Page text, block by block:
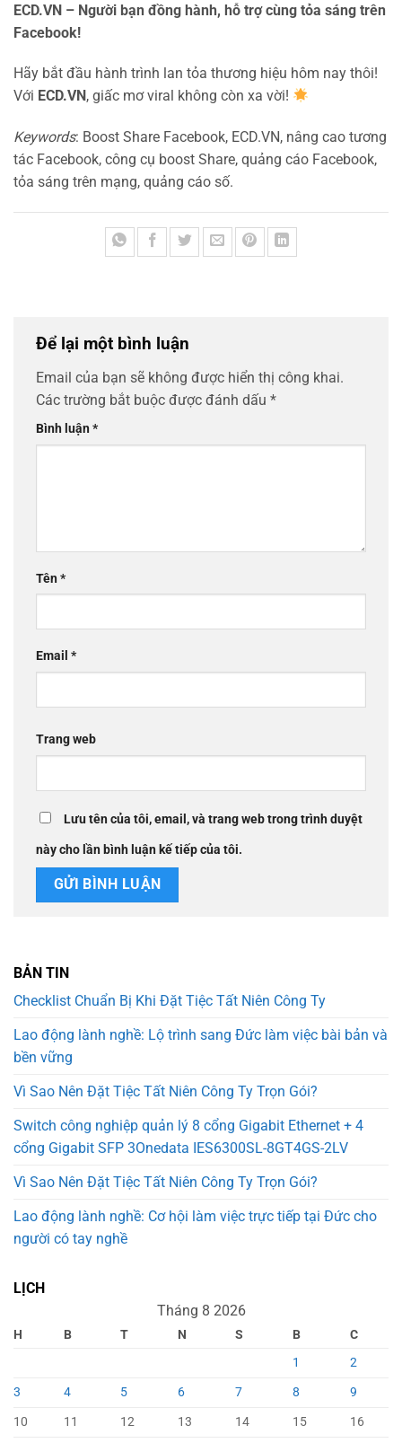
ECD.VN – Người bạn đồng hành, hỗ trợ cùng tỏa sáng trên
Facebook!
Hãy bắt đầu hành trình lan tỏa thương hiệu hôm nay thôi!
Với ECD.VN , giấc mơ viral không còn xa vời!
Keywords: Boost Share Facebook, ECD.VN, nâng cao tương
tác Facebook, công cụ boost Share, quảng cáo Facebook,
tỏa sáng trên mạng, quảng cáo số.
Để lại một bình luận
Email của bạn sẽ không được hiển thị công khai.
Các trường bắt buộc được đánh dấu *
Bình luận*
Tên*
Email *
Trang web
Lưu tên của tôi, email, và trang web trong trình duyệt
này cho lần bình luận kế tiếp của tôi.
BẢN TIN
Checklist Chuẩn Bị Khi Đặt Tiệc Tất Niên Công Ty
Lao động lành nghề: Lộ trình sang Đức làm việc bài bản và
bền vững
Vì Sao Nên Đặt Tiệc Tất Niên Công Ty Trọn Gói?
Switch công nghiệp quản lý 8 cổng Gigabit Ethernet + 4
cổng Gigabit SFP 3Onedata IES6300SL-8GT4GS-2LV
Vì Sao Nên Đặt Tiệc Tất Niên Công Ty Trọn Gói?
Lao động lành nghề: Cơ hội làm việc trực tiếp tại Đức cho
người có tay nghề
LỊCH
Tháng 8 2026
H B T N S B
C
1
2
3
4 5 6 7 8
9
10
11 12 13 14 15
16